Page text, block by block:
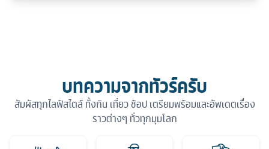
บทความจากทัวร์ครับ
สัมผัสทุกไลฟ์สไตล์ ทั้งกิน เที่ยว ช้อป เตรียมพร้อมและอัพเดตเรื่อง
ราวต่างๆ ทั่วทุกมุมโลก